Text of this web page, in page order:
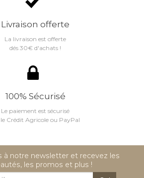
Livraison offerte
La livraison est offerte
dés 30€ d'achats !
100% Sécurisé
Le paiement est sécurisé
Crédit Agricole ou PayPal
à notre newsletter et recevez les
les promos et plus !